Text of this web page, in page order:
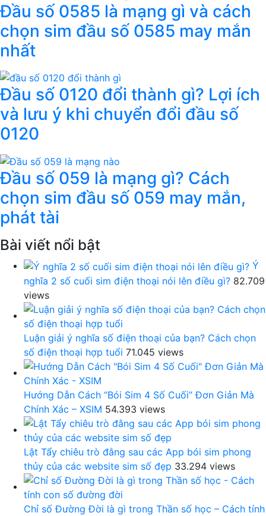
Đầu số 0585 là mạng gì và cách
chọn sim đầu số 0585 may mắn
nhất
Đầu số 0120 đổi thành gì? Lợi ích
và lưu ý khi chuyển đổi đầu số
0120
Đầu số 059 là mạng gì? Cách
chọn sim đầu số 059 may mắn,
phát tài
Bài viết nổi bật
Ý
nghĩa 2 số cuối sim điện thoại nói lên điều gì? 82.709
views
Luận giải ý nghĩa số điện thoại của bạn? Cách chọn
số điện thoại hợp tuổi 71.045 views
Hướng Dẫn Cách “Bói Sim 4 Số Cuối” Đơn Giản Mà
Chính Xác – XSIM 54.393 views
Lật Tẩy chiêu trò đằng sau các App bói sim phong
thủy của các website sim số đẹp 33.294 views
Chỉ số Đường Đời là gì trong Thần số học – Cách tính